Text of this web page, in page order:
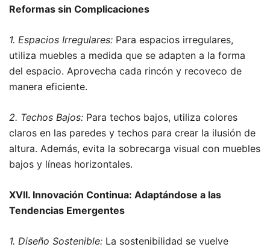
Reformas sin Complicaciones
1. Espacios Irregulares: Para espacios irregulares,
utiliza muebles a medida que se adapten a la forma
del espacio. Aprovecha cada rincón y recoveco de
manera eficiente.
2. Techos Bajos: Para techos bajos, utiliza colores
claros en las paredes y techos para crear la ilusión de
altura. Además, evita la sobrecarga visual con muebles
bajos y líneas horizontales.
XVII. Innovación Continua: Adaptándose a las
Tendencias Emergentes
1. Diseño Sostenible: La sostenibilidad se vuelve